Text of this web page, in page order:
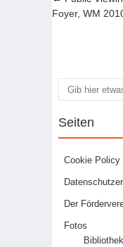
Foyer, WM
Suchen
Seiten
Cookie Policy
Der
Fotos
Bibliothek